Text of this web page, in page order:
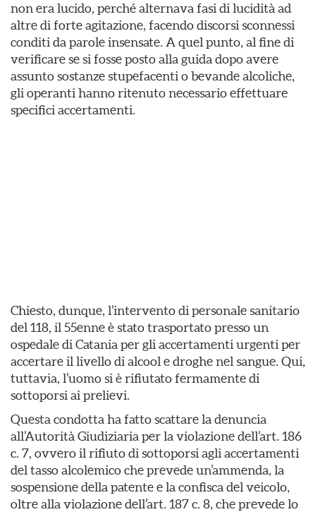
non era lucido, perché alternava fasi di lucidità ad
altre di forte agitazione, facendo discorsi sconnessi
conditi da parole insensate. A quel punto, al fine di
verificare se si fosse posto alla guida dopo avere
assunto sostanze stupefacenti o bevande alcoliche,
gli operanti hanno ritenuto necessario effettuare
specifici accertamenti.
Chiesto, dunque, l’intervento di personale sanitario
del 118, il 55enne è stato trasportato presso un
ospedale di Catania per gli accertamenti urgenti per
accertare il livello di alcool e droghe nel sangue. Qui,
tuttavia, l’uomo si è rifiutato fermamente di
sottoporsi ai prelievi.
Questa condotta ha fatto scattare la denuncia
all’Autorità Giudiziaria per la violazione dell’art. 186
c. 7, ovvero il rifiuto di sottoporsi agli accertamenti
del tasso alcolemico che prevede un’ammenda, la
sospensione della patente e la confisca del veicolo,
oltre alla violazione dell’art. 187 c. 8, che prevede lo